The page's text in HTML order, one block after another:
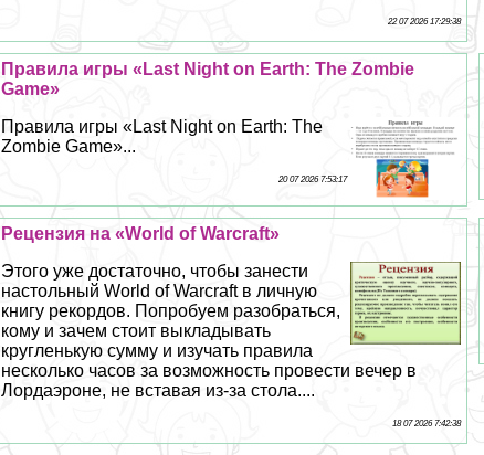
22 07 2026 17:29:38
Правила игры «Last Night on Earth: The Zombie
Game»
Правила игры «Last Night on Earth: The
Zombie Game»...
20 07 2026 7:53:17
Рецензия на «World of Warcraft»
Этого уже достаточно, чтобы занести
настольный World of Warcraft в личную
книгу рекордов. Попробуем разобраться,
кому и зачем стоит выкладывать
кругленькую сумму и изучать правила
несколько часов за возможность провести вечер в
Лордаэроне, не вставая из-за стола....
18 07 2026 7:42:38